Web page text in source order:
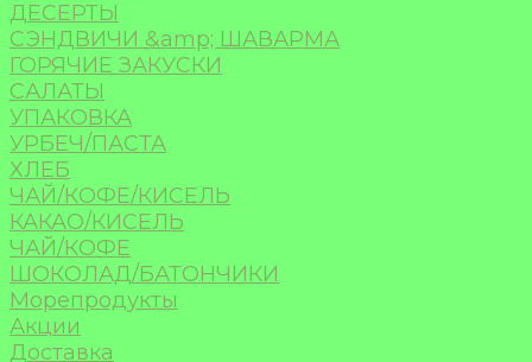
ДЕСЕРТЫ
СЭНДВИЧИ &amp; ШАВАРМА
ГОРЯЧИЕ ЗАКУСКИ
САЛАТЫ
УПАКОВКА
УРБЕЧ/ПАСТА
ХЛЕБ
ЧАЙ/КОФЕ/КИСЕЛЬ
КАКАО/КИСЕЛЬ
ЧАЙ/КОФЕ
ШОКОЛАД/БАТОНЧИКИ
Морепродукты
Акции
Доставка